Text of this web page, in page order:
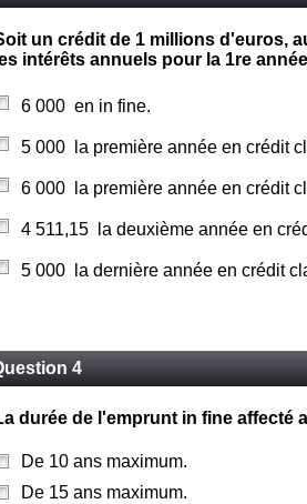
un crédit de 1 millions d'euros,
intérêts annuels pour la 1re
6 000  en in fine.
5 000  la première année en crédit
6 000  la première année en crédit
4 511,15  la deuxième année en
5 000  la dernière année en crédit
4
durée de l'emprunt in fine affecté
De 10 ans maximum.
De 15 ans maximum.